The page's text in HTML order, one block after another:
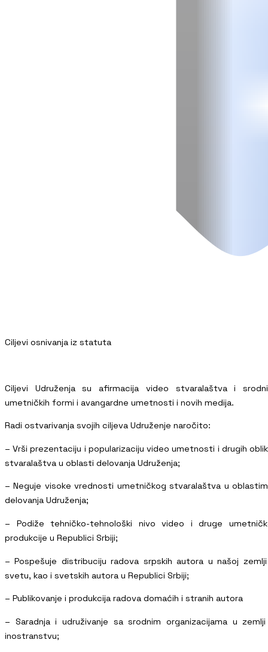
Ciljevi osnivanja iz statuta
Ciljevi Udruženja su afirmacija video stvaralaštva i
umetničkih formi i avangardne umetnosti i novih medija.
Radi ostvarivanja svojih ciljeva Udruženje naročito:
– Vrši prezentaciju i popularizaciju video umetnosti i drugih
stvaralaštva u oblasti delovanja Udruženja;
– Neguje visoke vrednosti umetničkog stvaralaštva u
delovanja Udruženja;
– Podiže tehničko-tehnološki nivo video i druge
produkcije u Republici Srbiji;
– Pospešuje distribuciju radova srpskih autora u našoj
svetu, kao i svetskih autora u Republici Srbiji;
– Publikovanje i produkcija radova domaćih i stranih autora
– Saradnja i udruživanje sa srodnim organizacijama u
inostranstvu;